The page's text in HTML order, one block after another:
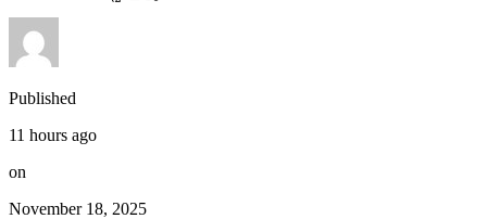
Published
11 hours ago
on
November 18, 2025